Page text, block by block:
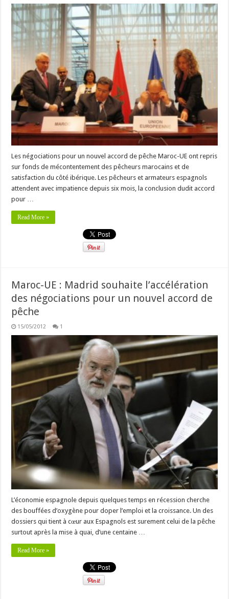
Les négociations pour un nouvel accord de pêche Maroc-UE ont repris
sur fonds de mécontentement des pêcheurs marocains et de
satisfaction du côté ibérique. Les pêcheurs et armateurs espagnols
attendent avec impatience depuis six mois, la conclusion dudit accord
pour …
Read More »
Maroc-UE : Madrid souhaite l’accélération
des négociations pour un nouvel accord de
pêche
15/05/2012 1
L’économie espagnole depuis quelques temps en récession cherche
des bouffées d’oxygène pour doper l’emploi et la croissance. Un des
dossiers qui tient à cœur aux Espagnols est surement celui de la pêche
surtout après la mise à quai, d’une centaine …
Read More »